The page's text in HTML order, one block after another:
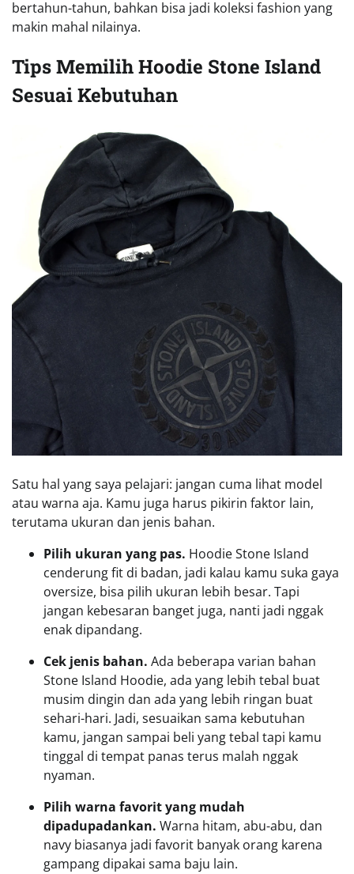
bertahun-tahun, bahkan bisa jadi koleksi fashion yang
makin mahal nilainya.
Tips Memilih Hoodie Stone Island
Sesuai Kebutuhan
Satu hal yang saya pelajari: jangan cuma lihat model
atau warna aja. Kamu juga harus pikirin faktor lain,
terutama ukuran dan jenis bahan.
Pilih ukuran yang pas. Hoodie Stone Island
cenderung fit di badan, jadi kalau kamu suka gaya
oversize, bisa pilih ukuran lebih besar. Tapi
jangan kebesaran banget juga, nanti jadi nggak
enak dipandang.
Cek jenis bahan. Ada beberapa varian bahan
Stone Island Hoodie, ada yang lebih tebal buat
musim dingin dan ada yang lebih ringan buat
sehari-hari. Jadi, sesuaikan sama kebutuhan
kamu, jangan sampai beli yang tebal tapi kamu
tinggal di tempat panas terus malah nggak
nyaman.
Pilih warna favorit yang mudah
dipadupadankan. Warna hitam, abu-abu, dan
navy biasanya jadi favorit banyak orang karena
gampang dipakai sama baju lain.